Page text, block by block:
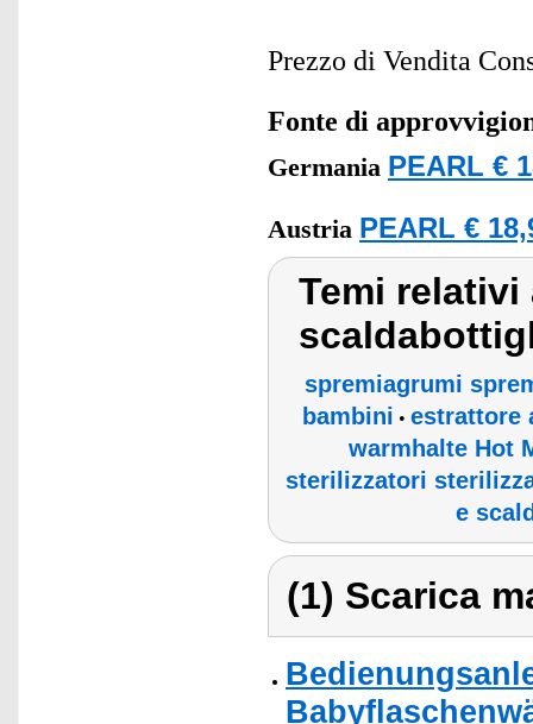
Prezzo di Vendita
Fonte di
Germania PEARL €
Austria PEARL €
Temi
spremiagrumi
bambini • estrattore
warmhalte Hot
sterilizzatori
e
(1) Scarica